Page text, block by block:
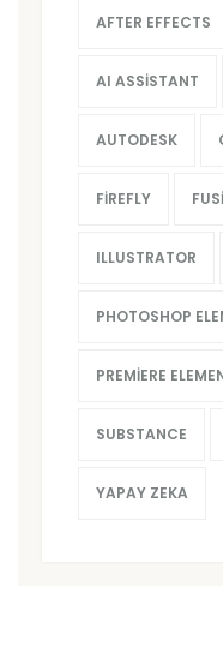
AFTER EFFECTS
AI ASSISTANT
AUTODESK
FIREFLY
ILLUSTRATOR
PHOTOSHOP
PREMIERE
SUBSTANCE
YAPAY ZEKA